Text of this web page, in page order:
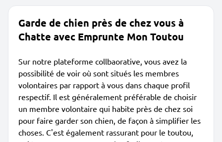
Garde de chien près de chez vous à
Chatte avec Emprunte Mon Toutou
Sur notre plateforme collbaorative, vous avez la
possibilité de voir où sont situés les membres
volontaires par rapport à vous dans chaque profil
respectif. Il est généralement préférable de choisir
un membre volontaire qui habite près de chez soi
pour faire garder son chien, de façon à simplifier les
choses. C'est également rassurant pour le toutou,